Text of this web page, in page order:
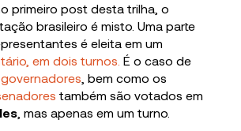
primeiro post desta trilha, o
brasileiro é misto. Uma parte
é eleita em um
em dois turnos. É o caso de
governadores , bem como os
também são votados em
, mas apenas em um turno.